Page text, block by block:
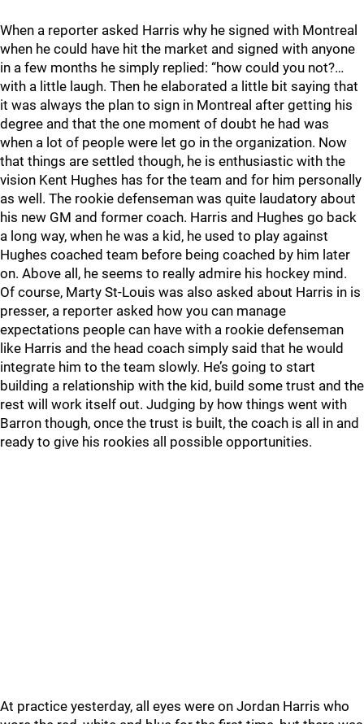
When a reporter asked Harris why he signed with Montreal
when he could have hit the market and signed with anyone
in a few months he simply replied: “how could you not?…
with a little laugh. Then he elaborated a little bit saying that
it was always the plan to sign in Montreal after getting his
degree and that the one moment of doubt he had was
when a lot of people were let go in the organization. Now
that things are settled though, he is enthusiastic with the
vision Kent Hughes has for the team and for him personally
as well. The rookie defenseman was quite laudatory about
his new GM and former coach. Harris and Hughes go back
a long way, when he was a kid, he used to play against
Hughes coached team before being coached by him later
on. Above all, he seems to really admire his hockey mind.
Of course, Marty St-Louis was also asked about Harris in is
presser, a reporter asked how you can manage
expectations people can have with a rookie defenseman
like Harris and the head coach simply said that he would
integrate him to the team slowly. He’s going to start
building a relationship with the kid, build some trust and the
rest will work itself out. Judging by how things went with
Barron though, once the trust is built, the coach is all in and
ready to give his rookies all possible opportunities.
At practice yesterday, all eyes were on Jordan Harris who